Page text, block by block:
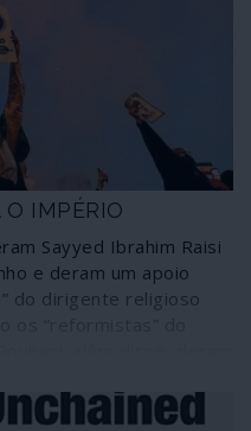
defensor do
como “janelas de
IMPÉRIO
Sayyed Ibrahim Raisi
e deram um apoio
do dirigente religioso
das eleições está a